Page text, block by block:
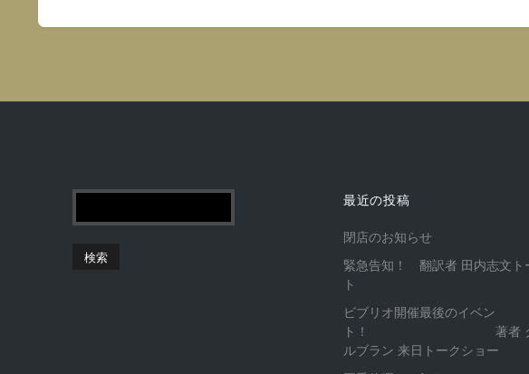
最近の投稿
閉店のお知らせ
緊急告知！ 翻訳者 田内志文ト
ト
ビブリオ開催最後のイベン
ト！ 著者 クロ
ルブラン 来日トークショー